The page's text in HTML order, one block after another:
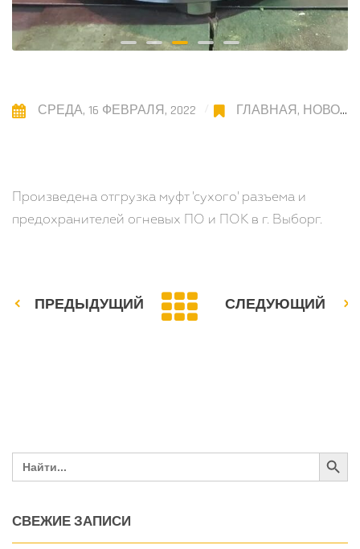
СРЕДА, 16 ФЕВРАЛЯ, 2022 ГЛАВНАЯ, НОВОСТИ
Произведена отгрузка муфт 'сухого' разъема и
предохранителей огневых ПО и ПОК в г. Выборг.
ПРЕДЫДУЩИЙ СЛЕДУЮЩИЙ
for:
Search
СВЕЖИЕ ЗАПИСИ